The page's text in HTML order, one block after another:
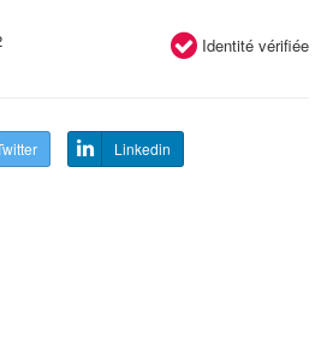
Identité vérifiée
Linkedin